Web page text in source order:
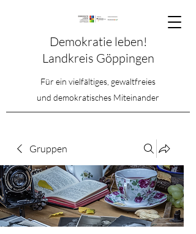
Demokratie leben!
Landkreis Göppingen
Für ein vielfältiges, gewaltfreies
und demokratisches Miteinander
Gruppen